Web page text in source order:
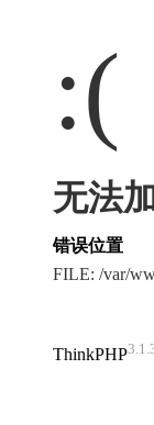
:(
无法
错误位置
FILE: /var/
ThinkPHP